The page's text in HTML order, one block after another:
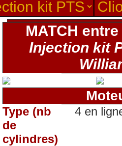
MATCH entre
Injection kit
Type (nb
de
cylindres)
4 en